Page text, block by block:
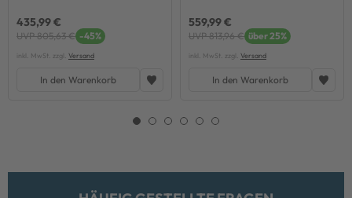
435,99 €
UVP 805,63 € -45%
inkl. MwSt. zzgl. Versand
In den Warenkorb
559,99 €
UVP 813,96 € über 25%
inkl. MwSt. zzgl. Versand
In den Warenkorb